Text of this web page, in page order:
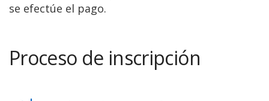
se efectúe el pago.
Proceso de inscripción